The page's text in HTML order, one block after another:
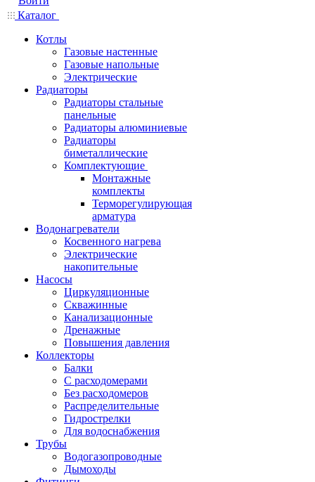
Каталог
Котлы
Газовые настенные
Газовые напольные
Электрические
Радиаторы
Радиаторы стальные
панельные
Радиаторы алюминиевые
Радиаторы
биметаллические
Комплектующие
Монтажные
комплекты
Терморегулирующая
арматура
Водонагреватели
Косвенного нагрева
Электрические
накопительные
Насосы
Циркуляционные
Скважинные
Канализационные
Дренажные
Повышения давления
Коллекторы
Балки
С расходомерами
Без расходомеров
Распределительные
Гидрострелки
Для водоснабжения
Трубы
Водогазопроводные
Дымоходы